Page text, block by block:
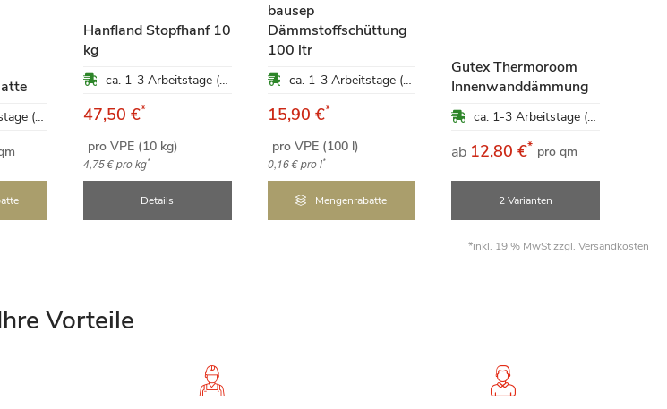
ca. 1-3 Arbeitstage (Mo-Fr)
Hanfland Stopfhanf 10
kg
ca. 1-3 Arbeitstage (Mo-Fr)
47,50 €*
pro VPE (10 kg)
4,75 €pro kg*
Details
bausep
Dämmstoffschüttung
100 ltr
ca. 1-3 Arbeitstage (Mo-Fr)
15,90 €*
pro VPE (100 l)
0,16 €pro l*
Mengenrabatte
Gutex Thermoroom
Innenwanddämmung
ca. 1-3 Arbeitstage (Mo-Fr)
ab 12,80 €* pro qm
2 Varianten
*inkl. 19 % MwSt zzgl. Versandkosten
Vorteile